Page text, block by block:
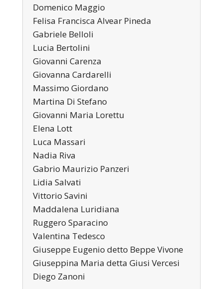
Domenico Maggio
Felisa Francisca Alvear Pineda
Gabriele Belloli
Lucia Bertolini
Giovanni Carenza
Giovanna Cardarelli
Massimo Giordano
Martina Di Stefano
Giovanni Maria Lorettu
Elena Lott
Luca Massari
Nadia Riva
Gabrio Maurizio Panzeri
Lidia Salvati
Vittorio Savini
Maddalena Luridiana
Ruggero Sparacino
Valentina Tedesco
Giuseppe Eugenio detto Beppe Vivone
Giuseppina Maria detta Giusi Vercesi
Diego Zanoni